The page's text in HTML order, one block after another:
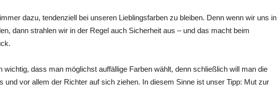
dazu, tendenziell bei unseren Lieblingsfarben zu bleiben. Denn wenn wir uns in
dann strahlen wir in der Regel auch Sicherheit aus – und das macht beim
wichtig, dass man möglichst auffällige Farben wählt, denn schließlich will man die
und vor allem der Richter auf sich ziehen. In diesem Sinne ist unser Tipp: Mut zur